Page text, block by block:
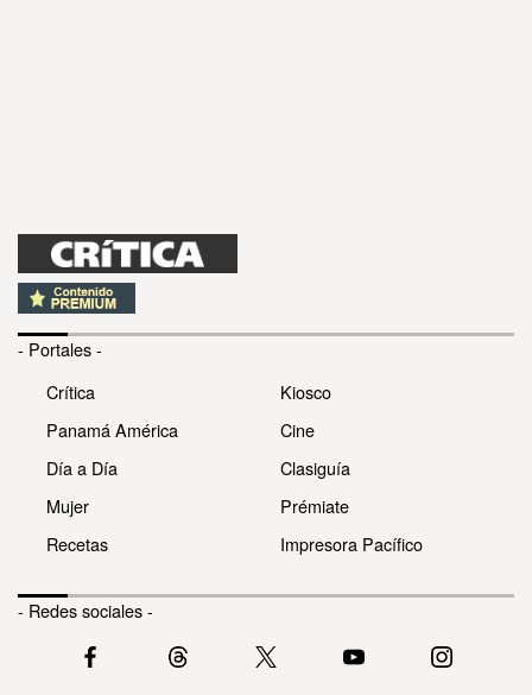
- Portales -
Crítica
Panamá América
Día a Día
Mujer
Recetas
Kiosco
Cine
Clasiguía
Prémiate
Impresora Pacífico
- Redes sociales -